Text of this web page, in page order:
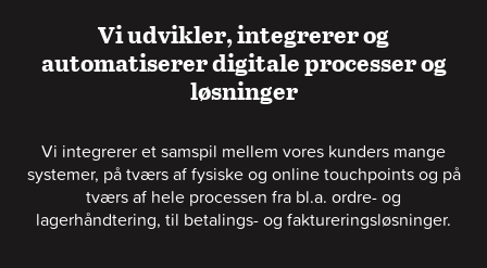
Vi udvikler, integrerer og
automatiserer digitale processer og
løsninger
Vi integrerer et samspil mellem vores kunders mange
systemer, på tværs af fysiske og online touchpoints og på
tværs af hele processen fra bl.a. ordre- og
lagerhåndtering, til betalings- og faktureringsløsninger.